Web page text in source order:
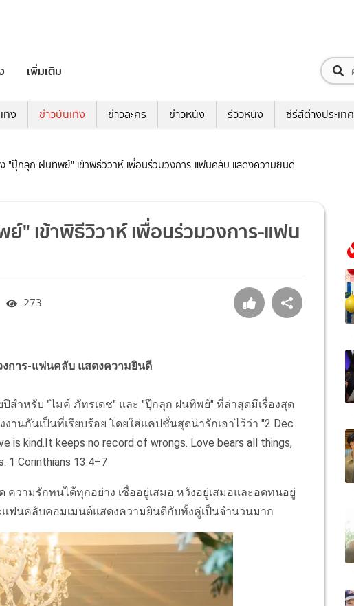
เพิ่มเติม
ทิง ข่าวบันเทิง ข่าวละคร ข่าวหนัง รีวิวหนัง ซีรีส์ต่างประเทศ
"ปุ๊กลุก ฝนทิพย์" เข้าพิธีวิวาห์ เพื่อนร่วมวงการ-แฟนคลับ แสดงความยินดี
" เข้าพิธีวิวาห์ เพื่อนร่วมวงการ-แฟน
273
งการ-แฟนคลับ แสดงความยินดี
สำหรับ "ไมค์ ภัทรเดช" และ "ปุ๊กลุก ฝนทิพย์" ที่ล่าสุดมีเรื่องสุด
นกันเป็นที่เรียบร้อย โดยใส่แคปชั่นสุดน่ารักเอาไว้ว่า "2 Dec
is kind.It keeps no record of wrongs. Love bears all things,
1 Corinthians 13:4–7
วามรักทนได้ทุกอย่าง เชื่ออยู่เสมอ หวังอยู่เสมอและอดทนอยู่
แฟนคลับคอมเมนต์แสดงความยินดีกับทั้งคู่เป็นจำนวนมาก